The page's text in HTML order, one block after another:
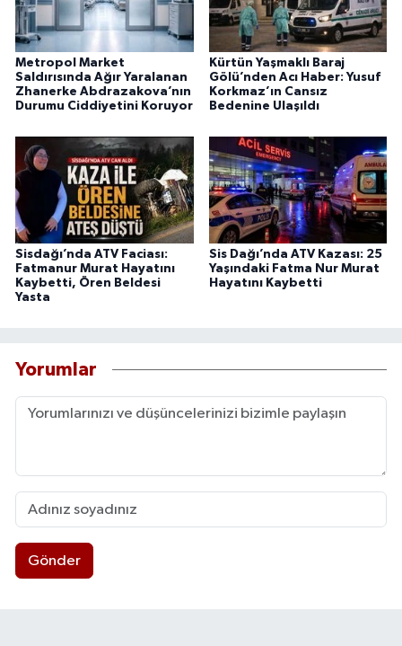
Metropol Market
Saldırısında Ağır Yaralanan
Zhanerke Abdrazakova’nın
Durumu Ciddiyetini Koruyor
Kürtün Yaşmaklı Baraj
Gölü’nden Acı Haber: Yusuf
Korkmaz’ın Cansız
Bedenine Ulaşıldı
Sisdağı’nda ATV Faciası:
Fatmanur Murat Hayatını
Kaybetti, Ören Beldesi
Yasta
Sis Dağı’nda ATV Kazası: 25
Yaşındaki Fatma Nur Murat
Hayatını Kaybetti
Yorumlar
Gönder